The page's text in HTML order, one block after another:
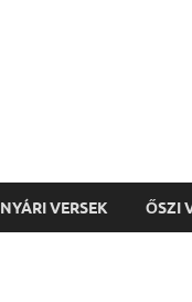
NYÁRI VERSEK ŐSZI